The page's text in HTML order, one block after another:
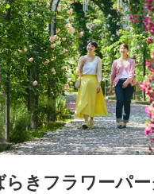
らきフラワーパー